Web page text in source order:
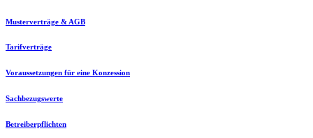
Musterverträge & AGB
Tarifverträge
Voraussetzungen für eine Konzession
Sachbezugswerte
Betreiberpflichten